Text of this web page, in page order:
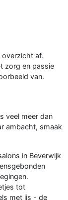
overzicht af.
zorg en passie
van.
veel meer dan
ambacht, smaak
in Beverwijk
tot
met ijs - de